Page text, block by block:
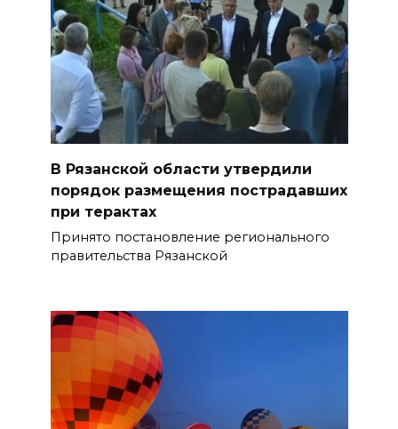
В Рязанской области утвердили
порядок размещения пострадавших
при терактах
Принято постановление регионального
правительства Рязанской